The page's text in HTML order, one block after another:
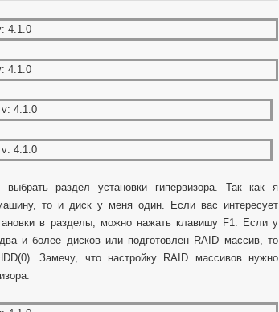
раздел установки гипервизора. Так как я
то и диск у меня один. Если вас интересует
в разделы, можно нажать клавишу F1. Если у
и более дисков или подготовлен RAID массив, то
Замечу, что настройку RAID массивов нужно